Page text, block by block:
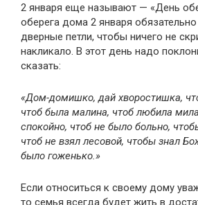
2 января еще называют — «День
оберега дома 2 января
дверные петли, чтобы ничего не
накликало. В этот день надо
сказать:
«Дом-домишко, дай хворостишка,
чтоб была малина, чтоб любила
спокойно, чтоб не было больно,
чтоб не взял лесовой, чтобы знал
было гоженько.»
Если относиться к своему дому
то семья всегда будет жить в